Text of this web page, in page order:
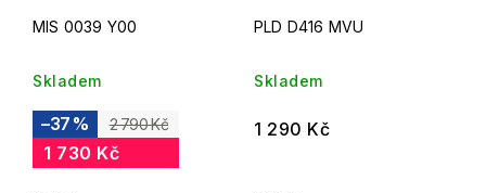
MIS 0039 Y00
Skladem
2 790 Kč
–37 %
1 730 Kč
PLD D416 MVU
Skladem
1 290 Kč